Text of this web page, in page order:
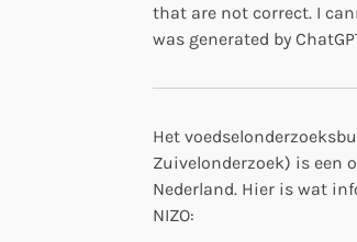
that are not correct. I
was generated by
Het
Zuivelonderzoek) is een
Nederland. Hier is wat
NIZO: